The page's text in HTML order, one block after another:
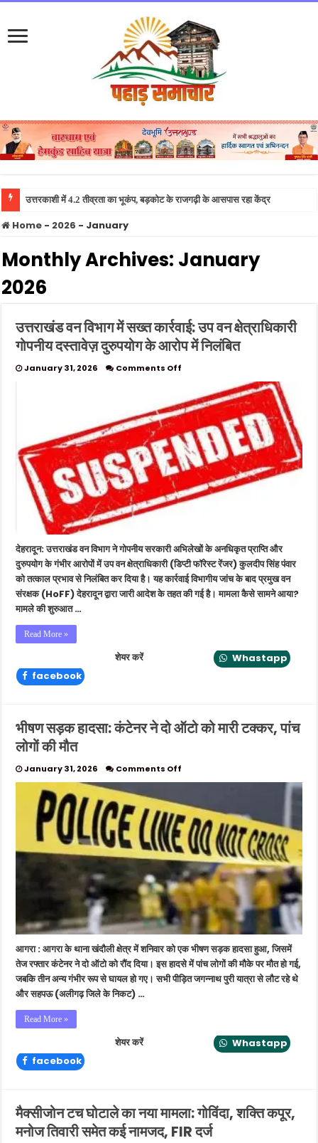
उत्तराखंड : रेलवे स
Home - 2026 - January
Monthly Archives: January
2026
उत्तराखंड वन विभाग में सख्त कार्रवाई: उप वन क्षेत्राधिकारी
गोपनीय दस्तावेज़ दुरुपयोग के आरोप में निलंबित
January 31, 2026 Comments Off
विभाग
में
सख्त
कार्रवाई:
उप
वन
क्षेत्राधिकारी
गोपनीय
दस्तावेज़
में
निलंबित
देहरादून: उत्तराखंड वन विभाग ने गोपनीय सरकारी अभिलेखों के अनधिकृत प्राप्ति और
दुरुपयोग के गंभीर आरोपों में उप वन क्षेत्राधिकारी (डिप्टी फॉरेस्ट रेंजर) कुलदीप सिंह पंवार
को तत्काल प्रभाव से निलंबित कर दिया है। यह कार्रवाई विभागीय जांच के बाद प्रमुख वन
संरक्षक (HoFF) देहरादून द्वारा जारी आदेश के तहत की गई है। मामला कैसे सामने आया?
मामले की शुरुआत …
Read More »
शेयर करें
Whastapp
facebook
भीषण सड़क हादसा: कंटेनर ने दो ऑटो को मारी टक्कर, पांच
लोगों की मौत
January 31, 2026 Comments Off
भीषण
हादसा:
कंटेनर
ने
दो
ऑटो
को
मारी
टक्कर,
पांच
लोगों
मौत
आगरा : आगरा के थाना खंदौली क्षेत्र में शनिवार को एक भीषण सड़क हादसा हुआ, जिसमें
तेज रफ्तार कंटेनर ने दो ऑटो को रौंद दिया। इस हादसे में पांच लोगों की मौके पर मौत हो गई,
जबकि तीन अन्य गंभीर रूप से घायल हो गए। सभी पीड़ित जगन्नाथ पुरी यात्रा से लौट रहे थे
और सहपऊ (अलीगढ़ जिले के निकट) …
Read More »
शेयर करें
Whastapp
facebook
मैक्सीजोन टच घोटाले का नया मामला: गोविंदा, शक्ति कपूर,
मनोज तिवारी समेत कई नामजद, FIR दर्ज